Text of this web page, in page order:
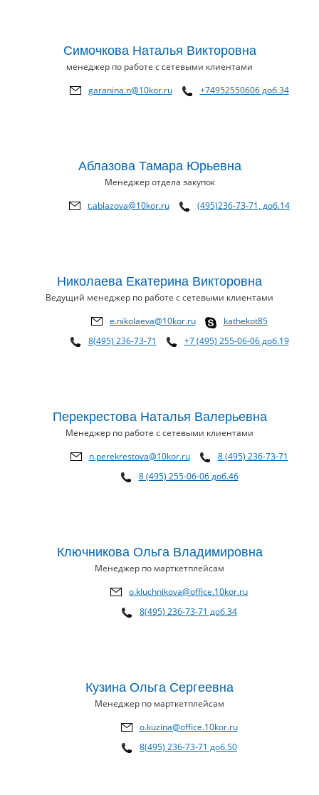
Симочкова Наталья Викторовна
менеджер по работе с сетевыми клиентами
garanina.n@10kor.ru
+74952550606 доб.34
Аблазова Тамара Юрьевна
Менеджер отдела закупок
t.ablazova@10kor.ru
(495)236-73-71, доб.14
Николаева Екатерина Викторовна
Ведущий менеджер по работе с сетевыми клиентами
e.nikolaeva@10kor.ru
kathekot85
8(495) 236-73-71
+7 (495) 255-06-06 доб.19
Перекрестова Наталья Валерьевна
Менеджер по работе с сетевыми клиентами
n.perekrestova@10kor.ru
8 (495) 236-73-71
8 (495) 255-06-06 доб.46
Ключникова Ольга Владимировна
Менеджер по марткетплейсам
o.kluchnikova@office.10kor.ru
8(495) 236-73-71 доб.34
Кузина Ольга Сергеевна
Менеджер по марткетплейсам
o.kuzina@office.10kor.ru
8(495) 236-73-71 доб.50